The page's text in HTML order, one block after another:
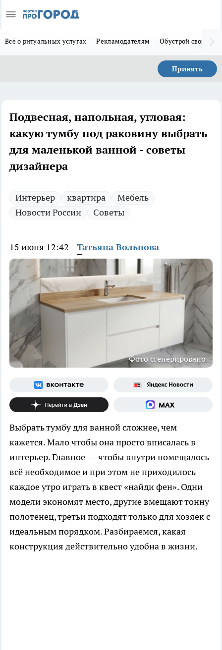
Всё о ритуальных услугах Рекламодателям Обустрой свой дом
Принять
Подвесная, напольная, угловая:
какую тумбу под раковину выбрать
для маленькой ванной - советы
дизайнера
Интерьер квартира
Мебель
Новости России
Советы
15 июня 12:42 Татьяна Вольнова
Фото сгенерировано
Выбрать тумбу для ванной сложнее, чем
кажется. Мало чтобы она просто вписалась в
интерьер. Главное — чтобы внутри помещалось
всё необходимое и при этом не приходилось
каждое утро играть в квест «найди фен». Одни
модели экономят место, другие вмещают тонну
полотенец, третьи подходят только для хозяек с
идеальным порядком. Разбираемся, какая
конструкция действительно удобна в жизни.